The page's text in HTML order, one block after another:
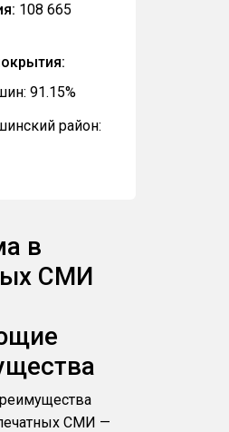
108 665
91.15%
район:
в
СМИ
СМИ —